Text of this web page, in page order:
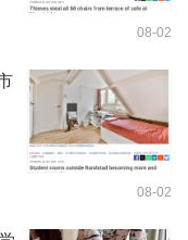
08-02
08-02